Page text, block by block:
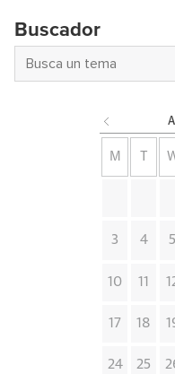
Buscador
M
3 4 5
10 11
17 18
24 25